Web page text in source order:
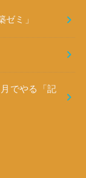
ミ」
でやる「記